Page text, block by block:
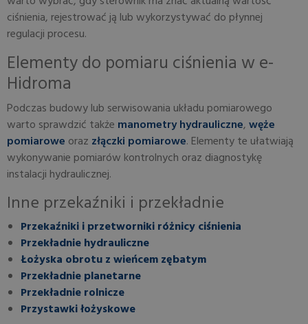
ciśnienia, rejestrować ją lub wykorzystywać do płynnej
regulacji procesu.
Elementy do pomiaru ciśnienia w e-
Hidroma
Podczas budowy lub serwisowania układu pomiarowego
warto sprawdzić także manometry hydrauliczne,węże
pomiarowe oraz złączki pomiarowe. Elementy te ułatwiają
wykonywanie pomiarów kontrolnych oraz diagnostykę
instalacji hydraulicznej.
Inne przekaźniki i przekładnie
Przekaźniki i przetworniki różnicy ciśnienia
Przekładnie hydrauliczne
Łożyska obrotu z wieńcem zębatym
Przekładnie planetarne
Przekładnie rolnicze
Przystawki łożyskowe